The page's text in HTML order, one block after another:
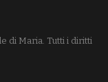
di Maria. Tutti i diritti